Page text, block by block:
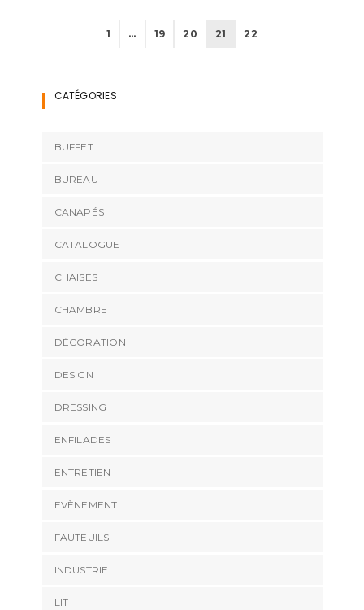
1 … 19 20 21 22
CATÉGORIES
BUFFET
BUREAU
CANAPÉS
CATALOGUE
CHAISES
CHAMBRE
DÉCORATION
DESIGN
DRESSING
ENFILADES
ENTRETIEN
EVÈNEMENT
FAUTEUILS
INDUSTRIEL
LIT